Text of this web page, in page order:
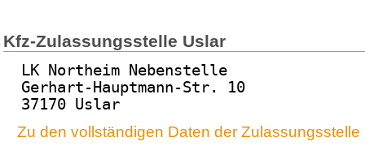
Kfz-Zulassungsstelle Uslar
LK Northeim Nebenstelle
Gerhart-Hauptmann-Str. 10
37170 Uslar
Zu den vollständigen Daten der Zulassungsstelle